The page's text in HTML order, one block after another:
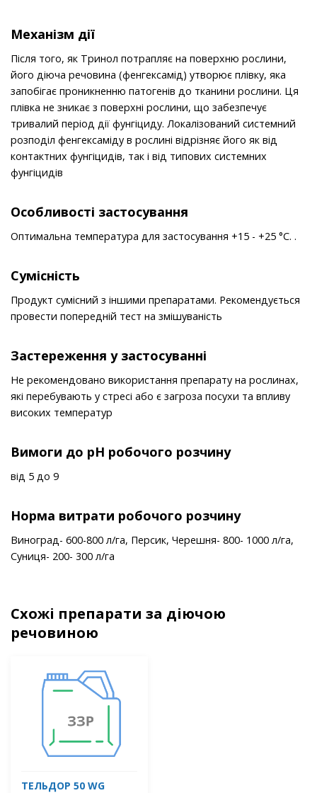
Механізм дії
Після того, як Тринол потрапляє на поверхню рослини,
його діюча речовина (фенгексамід) утворює плівку, яка
запобігає проникненню патогенів до тканини рослини. Ця
плівка не зникає з поверхні рослини, що забезпечує
тривалий період дії фунгіциду. Локалізований системний
розподіл фенгексаміду в рослині відрізняє його як від
контактних фунгіцидів, так і від типових системних
фунгіцидів
Особливості застосування
Оптимальна температура для застосування +15 - +25 °С. .
Сумісність
Продукт сумісний з іншими препаратами. Рекомендується
провести попередній тест на змішуваність
Застереження у застосуванні
Не рекомендовано використання препарату на рослинах,
які перебувають у стресі або є загроза посухи та впливу
високих температур
Вимоги до рН робочого розчину
від 5 до 9
Норма витрати робочого розчину
Виноград- 600-800 л/га, Персик, Черешня- 800- 1000 л/га,
Суниця- 200- 300 л/га
Схожі препарати за діючою
речовиною
ТЕЛЬДОР 50 WG